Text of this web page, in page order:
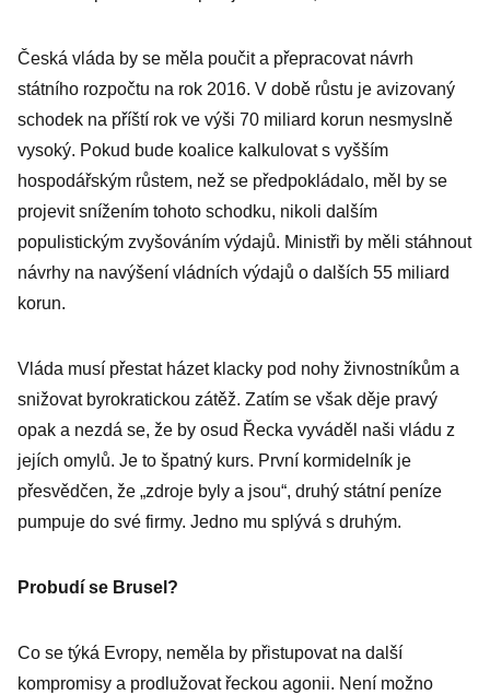
Česká vláda by se měla poučit a přepracovat návrh
státního rozpočtu na rok 2016. V době růstu je avizovaný
schodek na příští rok ve výši 70 miliard korun nesmyslně
vysoký. Pokud bude koalice kalkulovat s vyšším
hospodářským růstem, než se předpokládalo, měl by se
projevit snížením tohoto schodku, nikoli dalším
populistickým zvyšováním výdajů. Ministři by měli stáhnout
návrhy na navýšení vládních výdajů o dalších 55 miliard
korun.
Vláda musí přestat házet klacky pod nohy živnostníkům a
snižovat byrokratickou zátěž. Zatím se však děje pravý
opak a nezdá se, že by osud Řecka vyváděl naši vládu z
jejích omylů. Je to špatný kurs. První kormidelník je
přesvědčen, že „zdroje byly a jsou“, druhý státní peníze
pumpuje do své firmy. Jedno mu splývá s druhým.
Probudí se Brusel?
Co se týká Evropy, neměla by přistupovat na další
kompromisy a prodlužovat řeckou agonii. Není možno